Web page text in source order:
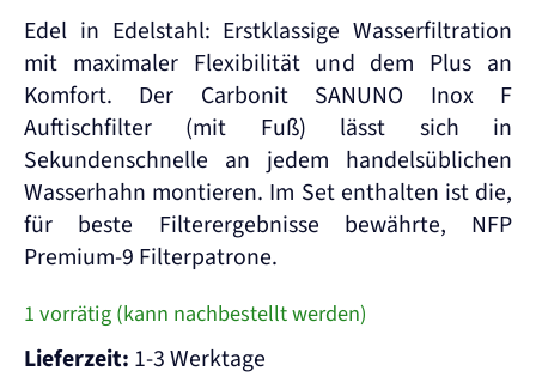
war:
727,00€
ist:
599,00€.
Edel in Edelstahl: Erstklassige Wasserfiltration
mit maximaler Flexibilität und dem Plus an
Komfort. Der Carbonit SANUNO Inox F
Auftischfilter (mit Fuß) lässt sich in
Sekundenschnelle an jedem handelsüblichen
Wasserhahn montieren. Im Set enthalten ist die,
für beste Filterergebnisse bewährte, NFP
Premium-9 Filterpatrone.
1 vorrätig (kann nachbestellt werden)
Lieferzeit: 1-3 Werktage